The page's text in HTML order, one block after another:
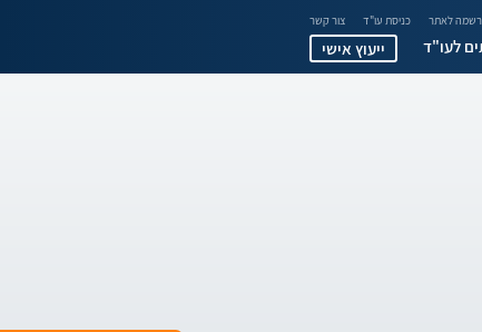
לאתר כניסת עו"ד צור קשר
לעו"ד ייעוץ אישי